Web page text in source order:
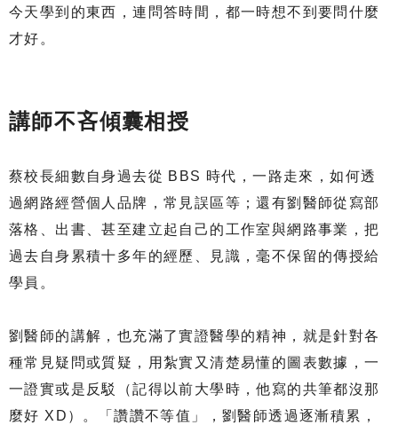
今天學到的東西，連問答時間，都一時想不到要問什麼
才好。
講師不吝傾囊相授
蔡校長細數自身過去從 BBS 時代，一路走來，如何透
過網路經營個人品牌，常見誤區等；還有劉醫師從寫部
落格、出書、甚至建立起自己的工作室與網路事業，把
過去自身累積十多年的經歷、見識，毫不保留的傳授給
學員。
劉醫師的講解，也充滿了實證醫學的精神，就是針對各
種常見疑問或質疑，用紮實又清楚易懂的圖表數據，一
一證實或是反駁（記得以前大學時，他寫的共筆都沒那
麼好 XD）。「讚讚不等值」，劉醫師透過逐漸積累，